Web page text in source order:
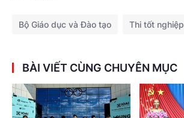
Bộ Giáo dục và Đào tạo Thi tốt nghiệp
BÀI VIẾT CÙNG CHUYÊN MỤC